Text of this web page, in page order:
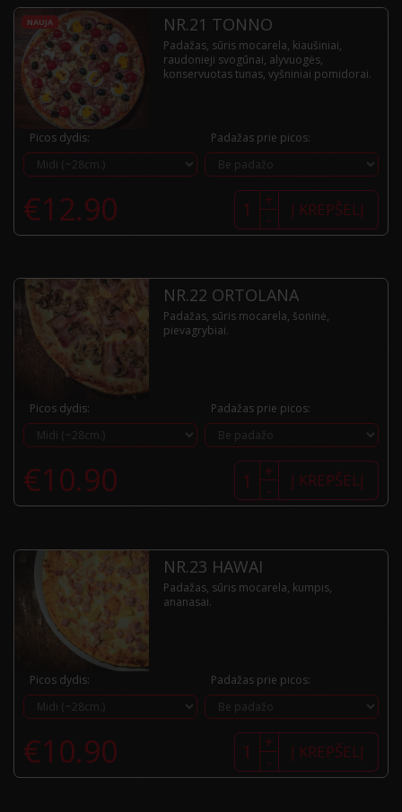
NAUJA NR.21 TONNO
Padažas, sūris mocarela, kiaušiniai,
raudonieji svogūnai, alyvuogės,
konservuotas tunas, vyšniniai pomidorai.
Picos dydis: Padažas prie picos:
€12.90 produkto
kiekis:
Nr.21
Tonno
-
+ Į KREPŠELĮ
NR.22 ORTOLANA
Padažas, sūris mocarela, šoninė,
pievagrybiai.
Picos dydis: Padažas prie picos:
€10.90 produkto
kiekis:
Nr.22
Ortolana
-
+ Į KREPŠELĮ
NR.23 HAWAI
Padažas, sūris mocarela, kumpis,
ananasai.
Picos dydis: Padažas prie picos:
€10.90 produkto
kiekis:
Nr.23
Hawai
-
+ Į KREPŠELĮ